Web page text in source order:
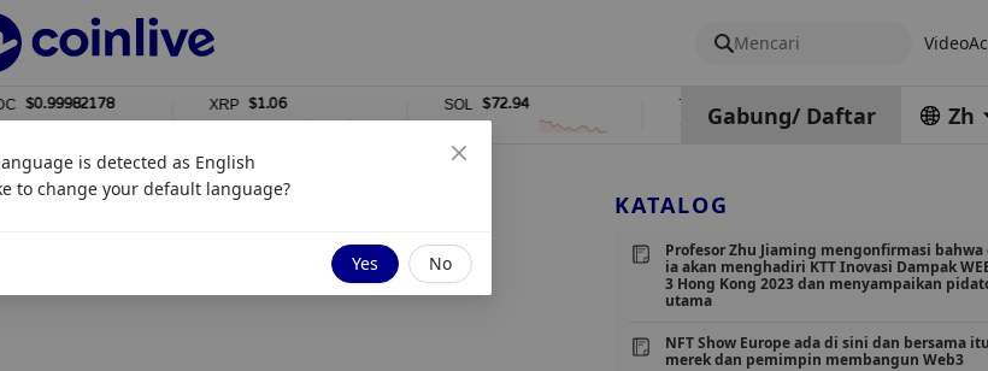
Mencari Video
XRP $1.06
2%
SOL $72.94
2%
TRX
0%
stETH
0%
Gabung/ Daftar Zh
dibuka! KATALOG
Profesor Zhu Jiaming mengonfirmasi bahwa
ia akan menghadiri KTT Inovasi Dampak
3 Hong Kong 2023 dan menyampaikan
utama
NFT Show Europe ada di sini dan bersama
merek dan pemimpin membangun Web3
is detected as English
to change your default language?
Yes No